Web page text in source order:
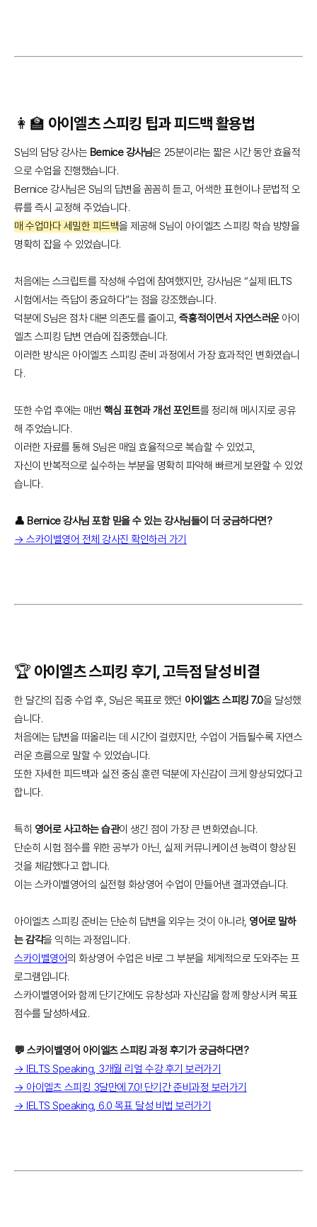
👩‍🏫 아이엘츠 스피킹 팁과 피드백 활용법
S님의 담당 강사는 Bernice 강사님은 25분이라는 짧은 시간 동안 효율적
으로 수업을 진행했습니다.
Bernice 강사님은 S님의 답변을 꼼꼼히 듣고, 어색한 표현이나 문법적 오
류를 즉시 교정해 주었습니다.
매 수업마다 세밀한 피드백을 제공해 S님이 아이엘츠 스피킹 학습 방향을
명확히 잡을 수 있었습니다.
처음에는 스크립트를 작성해 수업에 참여했지만, 강사님은 “실제 IELTS
시험에서는 즉답이 중요하다”는 점을 강조했습니다.
덕분에 S님은 점차 대본 의존도를 줄이고,즉흥적이면서 자연스러운 아이
엘츠 스피킹 답변 연습에 집중했습니다.
이러한 방식은 아이엘츠 스피킹 준비 과정에서 가장 효과적인 변화였습니
다.
또한 수업 후에는 매번 핵심 표현과 개선 포인트를 정리해 메시지로 공유
해 주었습니다.
이러한 자료를 통해 S님은 매일 효율적으로 복습할 수 있었고,
자신이 반복적으로 실수하는 부분을 명확히 파악해 빠르게 보완할 수 있었
습니다.
👤 Bernice 강사님 포함 믿을 수 있는 강사님들이 더 궁금하다면?
→ 스카이벨영어 전체 강사진 확인하러 가기
🏆 아이엘츠 스피킹 후기, 고득점 달성 비결
한 달간의 집중 수업 후, S님은 목표로 했던 아이엘츠 스피킹 7.0을 달성했
습니다.
처음에는 답변을 떠올리는 데 시간이 걸렸지만, 수업이 거듭될수록 자연스
러운 흐름으로 말할 수 있었습니다.
또한 자세한 피드백과 실전 중심 훈련 덕분에 자신감이 크게 향상되었다고
합니다.
특히 영어로 사고하는 습관이 생긴 점이 가장 큰 변화였습니다.
단순히 시험 점수를 위한 공부가 아닌, 실제 커뮤니케이션 능력이 향상된
것을 체감했다고 합니다.
이는 스카이벨영어의 실전형 화상영어 수업이 만들어낸 결과였습니다.
아이엘츠 스피킹 준비는 단순히 답변을 외우는 것이 아니라, 영어로 말하
는 감각을 익히는 과정입니다.
스카이벨영어의 화상영어 수업은 바로 그 부분을 체계적으로 도와주는 프
로그램입니다.
스카이벨영어와 함께 단기간에도 유창성과 자신감을 함께 향상시켜 목표
점수를 달성하세요.
💬 스카이벨영어 아이엘츠 스피킹 과정 후기가 궁금하다면?
→ IELTS Speaking, 3개월 리얼 수강 후기 보러가기
→ 아이엘츠 스피킹 3달만에 7.0! 단기간 준비과정 보러가기
→ IELTS Speaking, 6.0 목표 달성 비법 보러가기